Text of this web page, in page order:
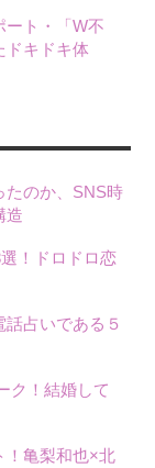
ート・「W不
キドキ体
たのか、SNS時
造
！ドロドロ恋
占いである５
ク！結婚して
！亀梨和也×北